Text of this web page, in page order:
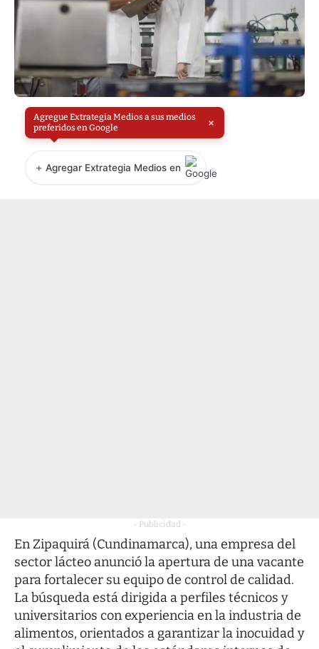
Agregue Extrategia Medios a sus medios
preferidos en Google
×
+ Agregar Extrategia Medios en
- Publicidad -
En Zipaquirá (Cundinamarca), una empresa del
sector lácteo anunció la apertura de una vacante
para fortalecer su equipo de control de calidad.
La búsqueda está dirigida a perfiles técnicos y
universitarios con experiencia en la industria de
alimentos, orientados a garantizar la inocuidad y